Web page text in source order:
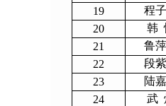
19
程
20
韩
21
鲁
22
段
23
陆
24
武